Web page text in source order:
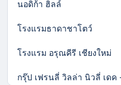
นอดิก้า ฮิลล์
โรงแรมธาดาชาโตว์
โรงแรม อรุณคีรี เชียงใหม่